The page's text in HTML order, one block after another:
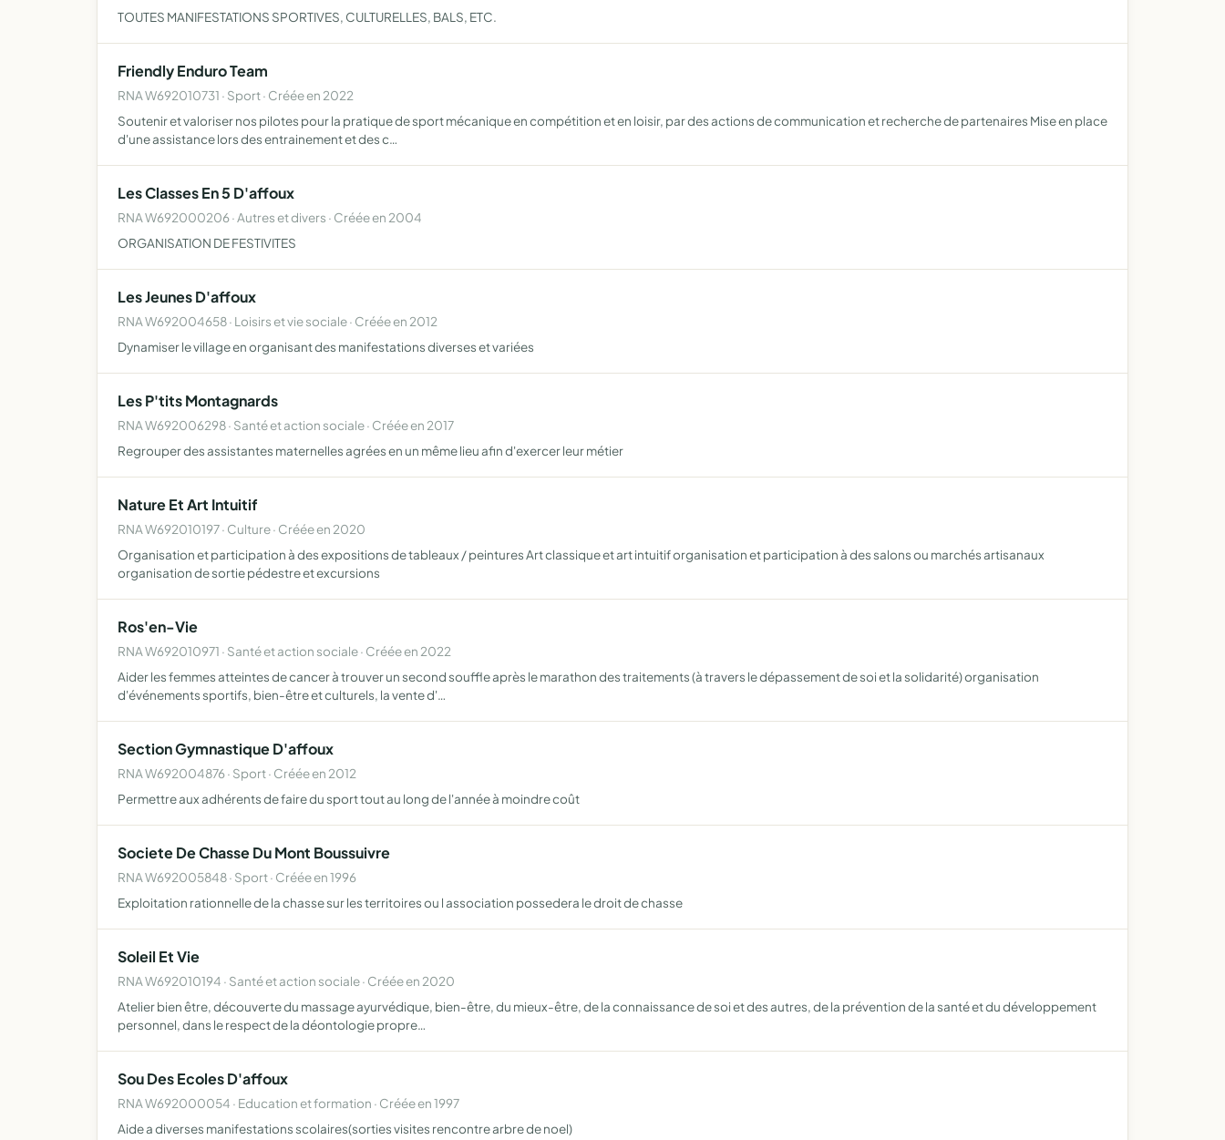
TOUTES MANIFESTATIONS SPORTIVES, CULTURELLES, BALS, ETC.
Friendly Enduro Team
RNA W692010731 · Sport · Créée en 2022
Soutenir et valoriser nos pilotes pour la pratique de sport mécanique en compétition et en loisir, par des actions de communication et recherche de partenaires Mise en place
d'une assistance lors des entrainement et des c…
Les Classes En 5 D'affoux
RNA W692000206 · Autres et divers · Créée en 2004
ORGANISATION DE FESTIVITES
Les Jeunes D'affoux
RNA W692004658 · Loisirs et vie sociale · Créée en 2012
Dynamiser le village en organisant des manifestations diverses et variées
Les P'tits Montagnards
RNA W692006298 · Santé et action sociale · Créée en 2017
Regrouper des assistantes maternelles agrées en un même lieu afin d'exercer leur métier
Nature Et Art Intuitif
RNA W692010197 · Culture · Créée en 2020
Organisation et participation à des expositions de tableaux / peintures Art classique et art intuitif organisation et participation à des salons ou marchés artisanaux
organisation de sortie pédestre et excursions
Ros'en-Vie
RNA W692010971 · Santé et action sociale · Créée en 2022
Aider les femmes atteintes de cancer à trouver un second souffle après le marathon des traitements (à travers le dépassement de soi et la solidarité) organisation
d'événements sportifs, bien-être et culturels, la vente d'…
Section Gymnastique D'affoux
RNA W692004876 · Sport · Créée en 2012
Permettre aux adhérents de faire du sport tout au long de l'année à moindre coût
Societe De Chasse Du Mont Boussuivre
RNA W692005848 · Sport · Créée en 1996
Exploitation rationnelle de la chasse sur les territoires ou l association possedera le droit de chasse
Soleil Et Vie
RNA W692010194 · Santé et action sociale · Créée en 2020
Atelier bien être, découverte du massage ayurvédique, bien-être, du mieux-être, de la connaissance de soi et des autres, de la prévention de la santé et du développement
personnel, dans le respect de la déontologie propre…
Sou Des Ecoles D'affoux
RNA W692000054 · Education et formation · Créée en 1997
Aide a diverses manifestations scolaires(sorties visites rencontre arbre de noel)